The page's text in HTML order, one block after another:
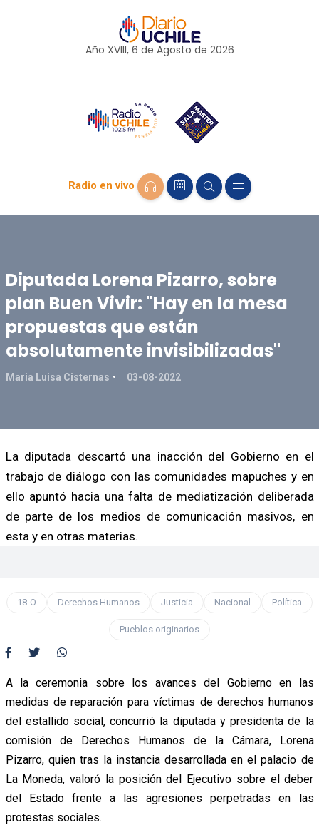
Año XVIII, 6 de Agosto de 2026
Radio en vivo
Diputada Lorena Pizarro, sobre
plan Buen Vivir: "Hay en la mesa
propuestas que están
absolutamente invisibilizadas"
Maria Luisa Cisternas 03-08-2022
La diputada descartó una inacción del Gobierno en el
trabajo de diálogo con las comunidades mapuches y en
ello apuntó hacia una falta de mediatización deliberada
de parte de los medios de comunicación masivos, en
esta y en otras materias.
18-O Derechos Humanos Justicia Nacional Política
Pueblos originarios
A la ceremonia sobre los avances del Gobierno en las
medidas de reparación para víctimas de derechos humanos
del estallido social, concurrió la diputada y presidenta de la
comisión de Derechos Humanos de la Cámara, Lorena
Pizarro, quien tras la instancia desarrollada en el palacio de
La Moneda, valoró la posición del Ejecutivo sobre el deber
del Estado frente a las agresiones perpetradas en las
protestas sociales.